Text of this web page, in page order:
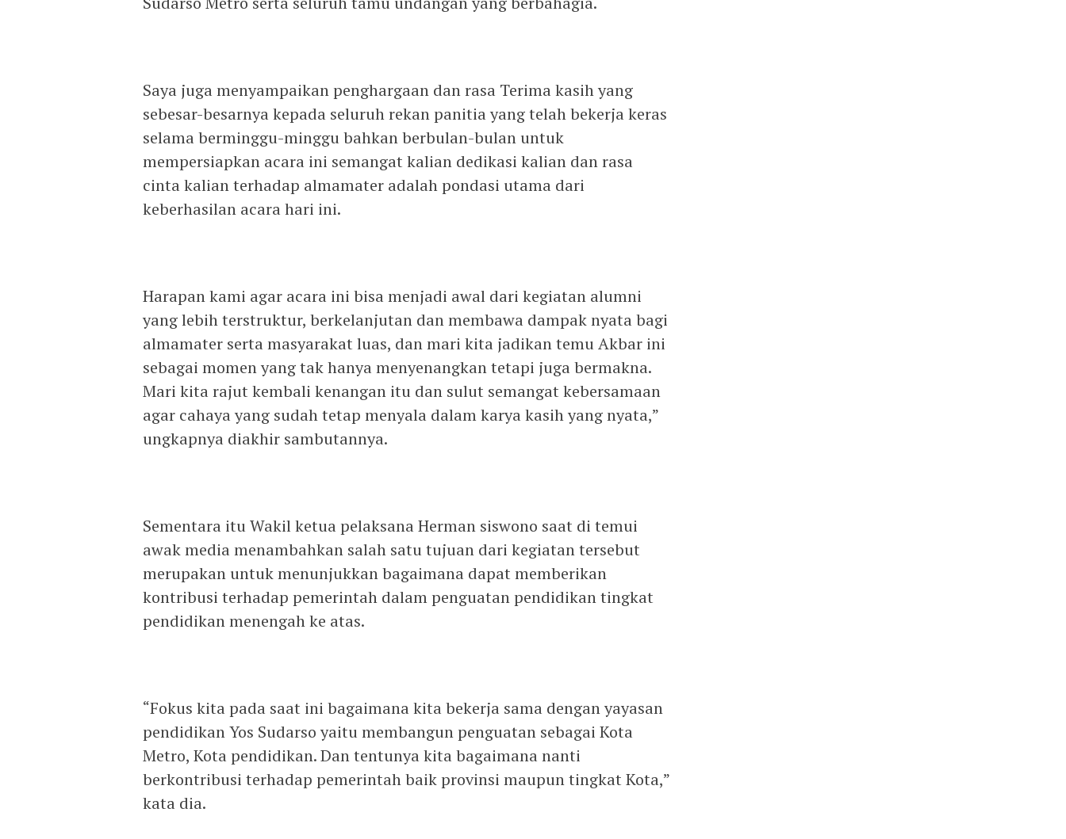
Saya juga menyampaikan penghargaan dan rasa Terima kasih yang
sebesar-besarnya kepada seluruh rekan panitia yang telah bekerja keras
selama berminggu-minggu bahkan berbulan-bulan untuk
mempersiapkan acara ini semangat kalian dedikasi kalian dan rasa
cinta kalian terhadap almamater adalah pondasi utama dari
keberhasilan acara hari ini.
Harapan kami agar acara ini bisa menjadi awal dari kegiatan alumni
yang lebih terstruktur, berkelanjutan dan membawa dampak nyata bagi
almamater serta masyarakat luas, dan mari kita jadikan temu Akbar ini
sebagai momen yang tak hanya menyenangkan tetapi juga bermakna.
Mari kita rajut kembali kenangan itu dan sulut semangat kebersamaan
agar cahaya yang sudah tetap menyala dalam karya kasih yang nyata,”
ungkapnya diakhir sambutannya.
Sementara itu Wakil ketua pelaksana Herman siswono saat di temui
awak media menambahkan salah satu tujuan dari kegiatan tersebut
merupakan untuk menunjukkan bagaimana dapat memberikan
kontribusi terhadap pemerintah dalam penguatan pendidikan tingkat
pendidikan menengah ke atas.
“Fokus kita pada saat ini bagaimana kita bekerja sama dengan yayasan
pendidikan Yos Sudarso yaitu membangun penguatan sebagai Kota
Metro, Kota pendidikan. Dan tentunya kita bagaimana nanti
berkontribusi terhadap pemerintah baik provinsi maupun tingkat Kota,”
kata dia.